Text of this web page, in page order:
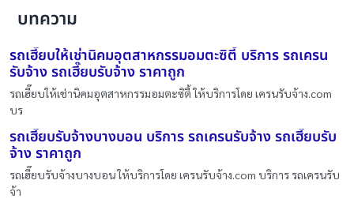
บทความ
รถเฮี๊ยบให้เช่านิคมอุตสาหกรรมอมตะซิตี้ บริการ รถเครน
รับจ้าง รถเฮี๊ยบรับจ้าง ราคาถูก
รถเฮี๊ยบให้เช่านิคมอุตสาหกรรมอมตะซิตี้ ให้บริการโดย เครนรับจ้าง.com
บร
รถเฮี๊ยบรับจ้างบางบอน บริการ รถเครนรับจ้าง รถเฮี๊ยบรับ
จ้าง ราคาถูก
รถเฮี๊ยบรับจ้างบางบอน ให้บริการโดย เครนรับจ้าง.com บริการ รถเครนรับ
จ้า